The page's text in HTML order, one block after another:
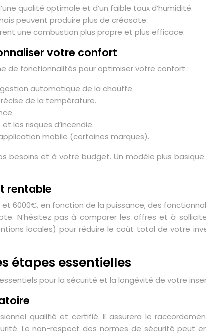
qualité optimale et d’un faible taux d’humidité.
peuvent produire plus de créosote.
une combustion plus propre et plus efficace.
votre confort
de fonctionnalités pour optimiser votre confort :
automatique de la chauffe.
de la température.
les risques d’incendie.
mobile (certaines marques).
besoins et à votre budget. Un modèle plus
rentable
et 6000€, en fonction de la puissance, des
N’hésitez pas à comparer les offres et à
locales) pour réduire le coût total de votre
étapes essentielles
pour la sécurité et la longévité de votre
qualifié et certifié. Il assurera le
Le non-respect des normes de sécurité peut